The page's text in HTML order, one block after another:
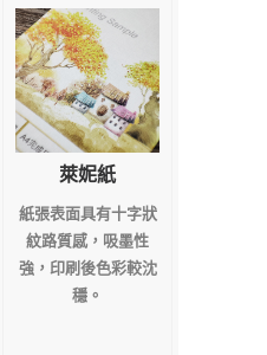
萊妮紙
紙張表面具有十字狀
紋路質感，吸墨性
強，印刷後色彩較沈
穩。